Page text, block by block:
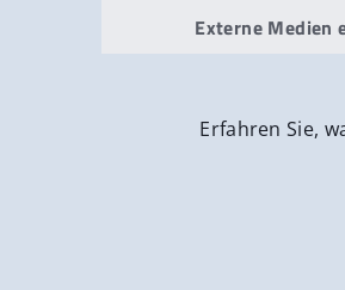
Externe Medien
Erfahren Sie,